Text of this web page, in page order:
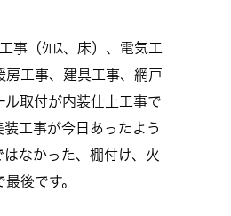
事（ｸﾛｽ、床）、電気工
房工事、建具工事、網戸
ル取付が内装仕上工事で
装工事が今日あったよう
はなかった、棚付け、火
後です。